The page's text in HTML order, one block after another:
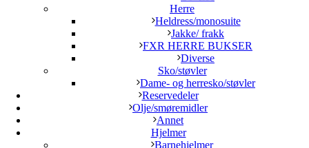
Herre
Heldress/monosuite
Jakke/ frakk
FXR HERRE BUKSER
Diverse
Sko/støvler
Dame- og herresko/støvler
Reservedeler
Olje/smøremidler
Annet
Hjelmer
Barnehjelmer